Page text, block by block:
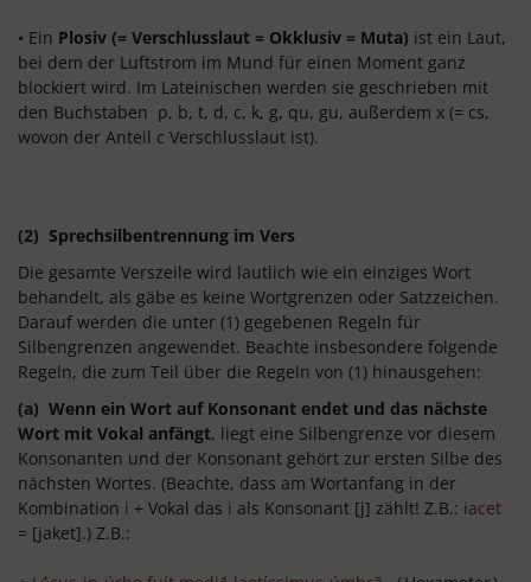
• Ein Plosiv (= Verschlusslaut = Okklusiv = Muta) ist ein Laut,
bei dem der Luftstrom im Mund für einen Moment ganz
blockiert wird. Im Lateinischen werden sie geschrieben mit
den Buchstaben p, b, t, d, c, k, g, qu, gu, außerdem x (= cs,
wovon der Anteil c Verschlusslaut ist).
(2) Sprechsilbentrennung im Vers
Die gesamte Verszeile wird lautlich wie ein einziges Wort
behandelt, als gäbe es keine Wortgrenzen oder Satzzeichen.
Darauf werden die unter (1) gegebenen Regeln für
Silbengrenzen angewendet. Beachte insbesondere folgende
Regeln, die zum Teil über die Regeln von (1) hinausgehen:
(a) Wenn ein Wort auf Konsonant endet und das nächste
Wort mit Vokal anfängt, liegt eine Silbengrenze vor diesem
Konsonanten und der Konsonant gehört zur ersten Silbe des
nächsten Wortes. (Beachte, dass am Wortanfang in der
Kombination i + Vokal das i als Konsonant [j] zählt! Z.B.: iacet
= [jaket].) Z.B.: